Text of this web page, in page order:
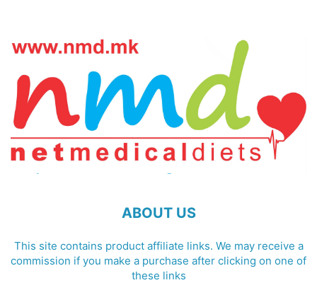
ABOUT US
This site contains product affiliate links. We may receive a
commission if you make a purchase after clicking on one of
these links